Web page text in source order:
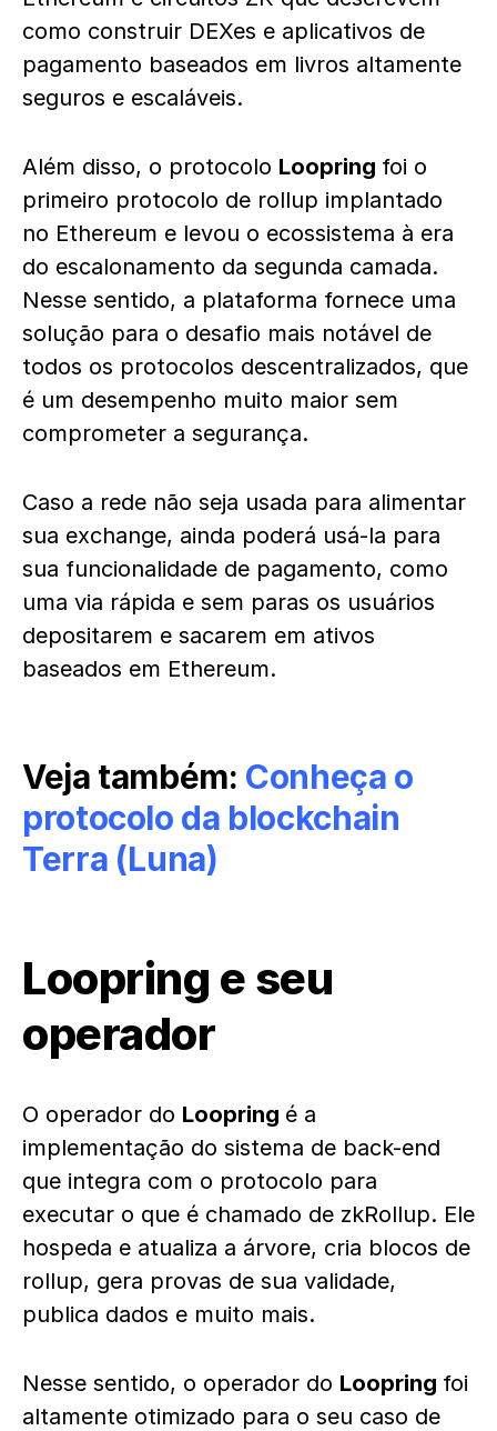
como construir DEXes e aplicativos de
pagamento baseados em livros altamente
seguros e escaláveis.
Além disso, o protocolo Loopring foi o
primeiro protocolo de rollup implantado
no Ethereum e levou o ecossistema à era
do escalonamento da segunda camada.
Nesse sentido, a plataforma fornece uma
solução para o desafio mais notável de
todos os protocolos descentralizados, que
é um desempenho muito maior sem
comprometer a segurança.
Caso a rede não seja usada para alimentar
sua exchange, ainda poderá usá-la para
sua funcionalidade de pagamento, como
uma via rápida e sem paras os usuários
depositarem e sacarem em ativos
baseados em Ethereum.
Veja também: Conheça o
protocolo da blockchain
Terra (Luna)
Loopring e seu
operador
O operador do Loopring é a
implementação do sistema de back-end
que integra com o protocolo para
executar o que é chamado de zkRollup. Ele
hospeda e atualiza a árvore, cria blocos de
rollup, gera provas de sua validade,
publica dados e muito mais.
Nesse sentido, o operador do Loopring foi
altamente otimizado para o seu caso de